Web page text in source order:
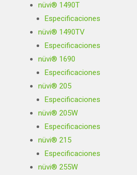
nüvi® 1490T
Especificaciones
nüvi® 1490TV
Especificaciones
nüvi® 1690
Especificaciones
nüvi® 205
Especificaciones
nüvi® 205W
Especificaciones
nüvi® 215
Especificaciones
nüvi® 255W